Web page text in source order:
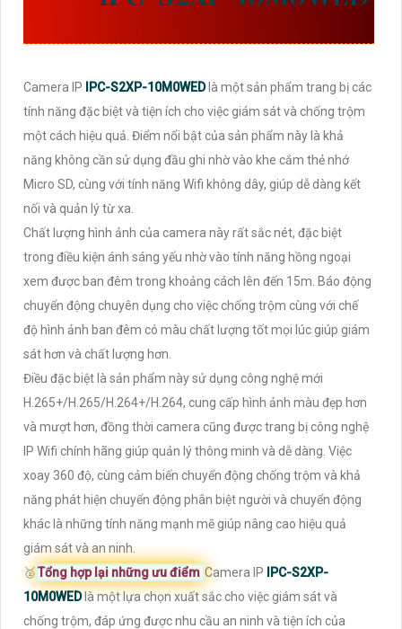
Camera IP IPC-S2XP-10M0WED là một sản phẩm trang bị các
tính năng đặc biệt và tiện ích cho việc giám sát và chống trộm
một cách hiệu quả. Điểm nổi bật của sản phẩm này là khả
năng không cần sử dụng đầu ghi nhờ vào khe cắm thẻ nhớ
Micro SD, cùng với tính năng Wifi không dây, giúp dễ dàng kết
nối và quản lý từ xa.
Chất lượng hình ảnh của camera này rất sắc nét, đặc biệt
trong điều kiện ánh sáng yếu nhờ vào tính năng hồng ngoại
xem được ban đêm trong khoảng cách lên đến 15m. Báo động
chuyển động chuyên dụng cho việc chống trộm cùng với chế
độ hình ảnh ban đêm có màu chất lượng tốt mọi lúc giúp giám
sát hơn và chất lượng hơn.
Điều đặc biệt là sản phẩm này sử dụng công nghệ mới
H.265+/H.265/H.264+/H.264, cung cấp hình ảnh màu đẹp hơn
và mượt hơn, đồng thời camera cũng được trang bị công nghệ
IP Wifi chính hãng giúp quản lý thông minh và dễ dàng. Việc
xoay 360 độ, cùng cảm biến chuyển động chống trộm và khả
năng phát hiện chuyển động phân biệt người và chuyển động
khác là những tính năng mạnh mẽ giúp nâng cao hiệu quả
giám sát và an ninh.
🥈️Tổng hợp lại những ưu điểm Camera IP
IPC-S2XP-
10M0WEDlà một lựa chọn xuất sắc cho việc giám sát và
chống trộm, đáp ứng được nhu cầu an ninh và tiện ích của